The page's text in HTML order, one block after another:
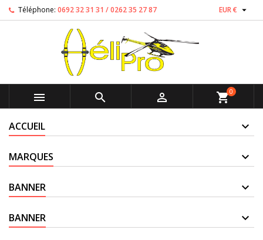
Téléphone: 0692 32 31 31 / 0262 35 27 87 EUR € 
   shopping_cart0
ACCUEIL
MARQUES
BANNER
BANNER